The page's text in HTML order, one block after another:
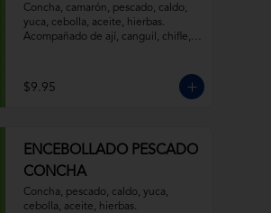
Concha, camarón, pescado, caldo,
yuca, cebolla, aceite, hierbas.
Acompañado de ají, canguil, chifle,
$9.95
ENCEBOLLADO PESCADO
CONCHA
Concha, pescado, caldo, yuca,
cebolla, aceite, hierbas.